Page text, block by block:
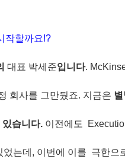
작할까요!?
대표 박세준입니다.
회사를 그만뒀죠. 지금은
있습니다. 이전에도
었는데, 이번에 이를 극한으